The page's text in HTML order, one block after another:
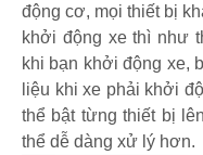
động cơ, mọi thiết bị
khởi động xe thì như
khi bạn khởi động xe,
liệu khi xe phải khởi
thể bật từng thiết bị
thể dễ dàng xử lý hơn.